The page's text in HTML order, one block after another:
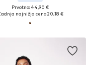
Prvotno: 44,90 €
najnižja cena20,18 €